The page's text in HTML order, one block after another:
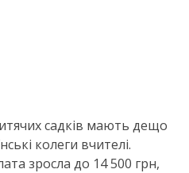
садків мають дещо
колеги вчителі.
зросла до 14 500 грн,